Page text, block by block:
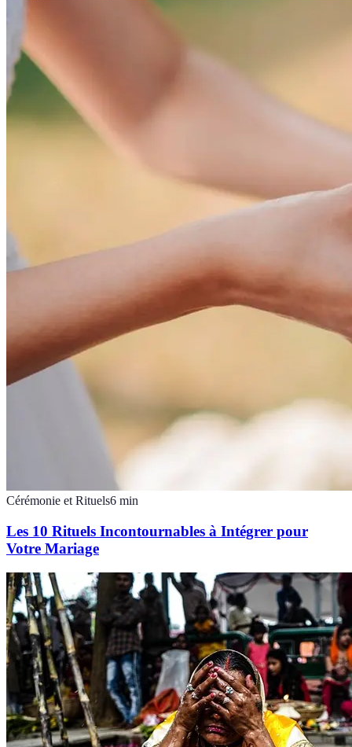
Cérémonie et Rituels6 min
Les 10 Rituels Incontournables à Intégrer pour
Votre Mariage